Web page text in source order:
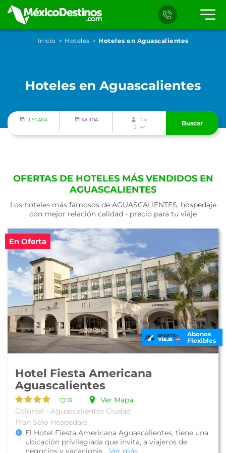
Inicio Hoteles Hoteles en Aguascalientes
Hoteles en Aguascalientes
LLEGADA SALIDA Pax
2
Buscar
OFERTAS DE HOTELES MÁS VENDIDOS EN
AGUASCALIENTES
Los hoteles más famosos de AGUASCALIENTES, hospedaje
con mejor relación calidad - precio para tu viaje
En Oferta
Abonos
Flexibles
Hotel Fiesta Americana
Aguascalientes
13
Ver Mapa
Colonial - Aguascalientes Ciudad
Plan Solo Hospedaje
El Hotel Fiesta Americana Aguascalientes, tiene una
ubicación privilegiada que invita, a viajeros de
negocios y vacacionis... Ver más